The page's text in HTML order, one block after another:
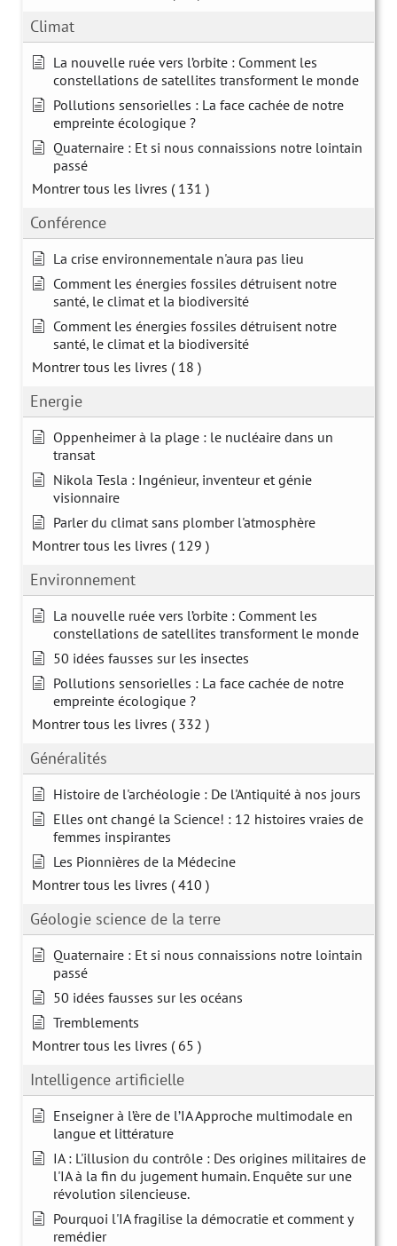
Climat
La nouvelle ruée vers l’orbite : Comment les
constellations de satellites transforment le monde
Pollutions sensorielles : La face cachée de notre
empreinte écologique ?
Quaternaire : Et si nous connaissions notre lointain
passé
Montrer tous les livres ( 131 )
Conférence
La crise environnementale n'aura pas lieu
Comment les énergies fossiles détruisent notre
santé, le climat et la biodiversité
Comment les énergies fossiles détruisent notre
santé, le climat et la biodiversité
Montrer tous les livres ( 18 )
Energie
Oppenheimer à la plage : le nucléaire dans un
transat
Nikola Tesla : Ingénieur, inventeur et génie
visionnaire
Parler du climat sans plomber l'atmosphère
Montrer tous les livres ( 129 )
Environnement
La nouvelle ruée vers l’orbite : Comment les
constellations de satellites transforment le monde
50 idées fausses sur les insectes
Pollutions sensorielles : La face cachée de notre
empreinte écologique ?
Montrer tous les livres ( 332 )
Généralités
Histoire de l'archéologie : De l'Antiquité à nos jours
Elles ont changé la Science! : 12 histoires vraies de
femmes inspirantes
Les Pionnières de la Médecine
Montrer tous les livres ( 410 )
Géologie science de la terre
Quaternaire : Et si nous connaissions notre lointain
passé
50 idées fausses sur les océans
Tremblements
Montrer tous les livres ( 65 )
Intelligence artificielle
Enseigner à l’ère de l’IA Approche multimodale en
langue et littérature
IA : L'illusion du contrôle : Des origines militaires de
l'IA à la fin du jugement humain. Enquête sur une
révolution silencieuse.
Pourquoi l'IA fragilise la démocratie et comment y
remédier